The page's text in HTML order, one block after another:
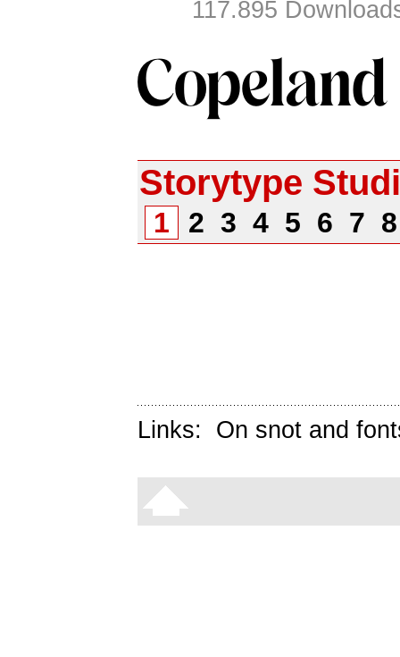
117.895
Storytype
1 2 3 4 5 6 7
Links: On snot and